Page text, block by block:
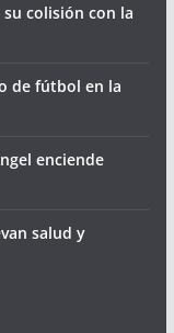
colisión con la
de fútbol en la
enciende
salud y